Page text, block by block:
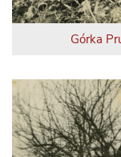
Górka